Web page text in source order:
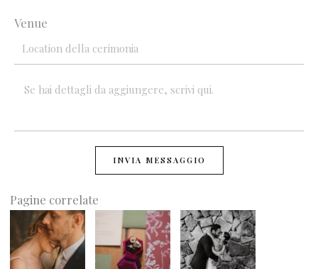
Venue
INVIA MESSAGGIO
Pagine correlate